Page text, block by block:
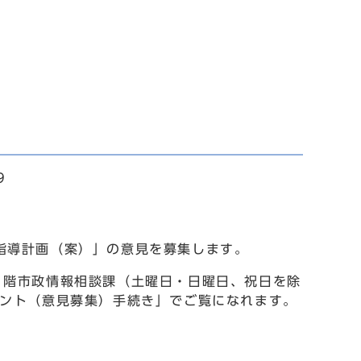
計画（案）」の意見を募集します。
市政情報相談課（土曜日・日曜日、祝日を除
（意見募集）手続き」でご覧になれます。